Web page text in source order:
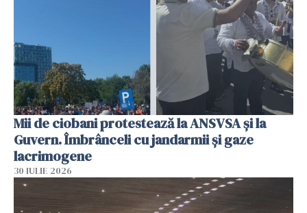
Mii de ciobani protestează la ANSVSA și la
Guvern. Îmbrânceli cu jandarmii și gaze
lacrimogene
30 IULIE 2026